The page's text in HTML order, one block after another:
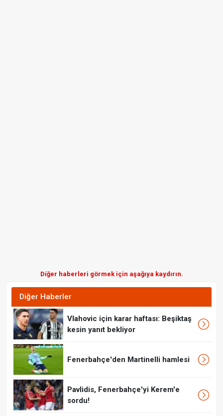
Diğer haberleri görmek için aşağıya kaydırın.
Diğer Haberler
Vlahovic için karar haftası: Beşiktaş
kesin yanıt bekliyor
Fenerbahçe'den Martinelli hamlesi
Pavlidis, Fenerbahçe'yi Kerem'e
sordu!